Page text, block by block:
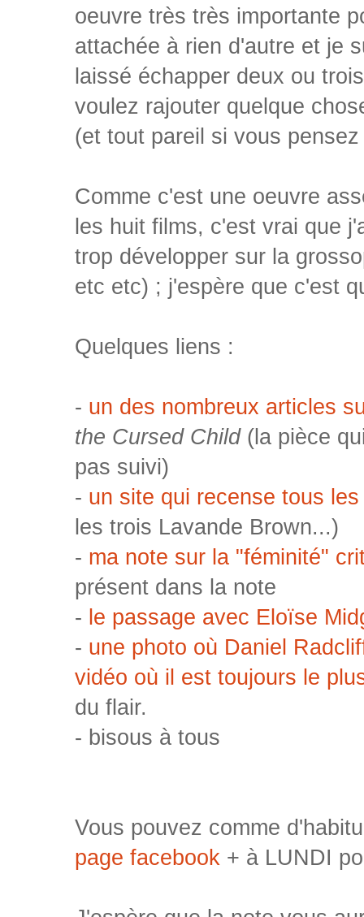
oeuvre très très importante
attachée à rien d'autre et je
laissé échapper deux ou
voulez rajouter quelque
(et tout pareil si vous
Comme c'est une oeuvre
les huit films, c'est vrai que
trop développer sur la
etc etc) ; j'espère que c'est
Quelques liens :
- un des nombreux articles
the Cursed Child(la pièce
pas suivi)
- un site qui recense tous
les trois Lavande Brown...)
- ma note sur la "féminité"
présent dans la note
- le passage avec Eloïse
- une photo où Daniel
vidéo où il est toujours le
du flair.
- bisous à tous
Vous pouvez comme
page facebook + à LUNDI